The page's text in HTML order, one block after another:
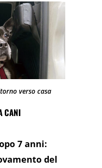
verso casa
CANI
7 anni:
del